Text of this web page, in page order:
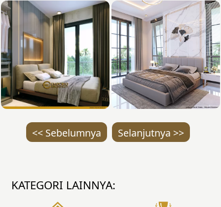
<< Sebelumnya Selanjutnya >>
KATEGORI LAINNYA: